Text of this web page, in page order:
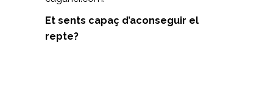
Et sents capaç d’aconseguir el
repte?